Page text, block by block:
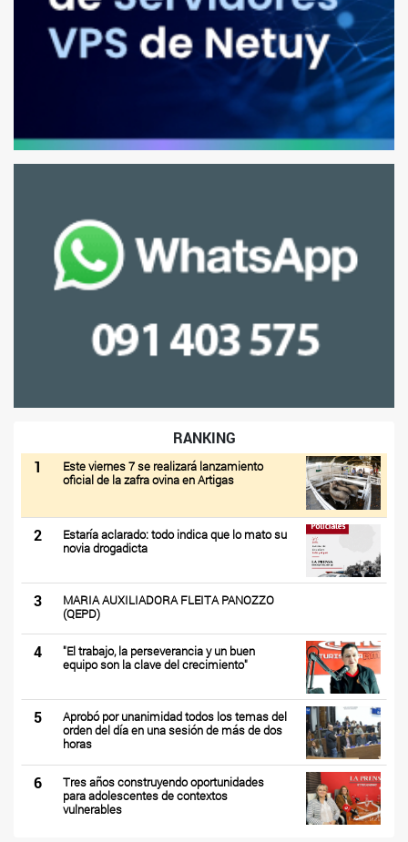
RANKING
1
Este viernes 7 se realizará lanzamiento
oficial de la zafra ovina en Artigas
2
Estaría aclarado: todo indica que lo mato su
novia drogadicta
3
MARIA AUXILIADORA FLEITA PANOZZO
(QEPD)
4
"El trabajo, la perseverancia y un buen
equipo son la clave del crecimiento"
5
Aprobó por unanimidad todos los temas del
orden del día en una sesión de más de dos
horas
6
Tres años construyendo oportunidades
para adolescentes de contextos
vulnerables